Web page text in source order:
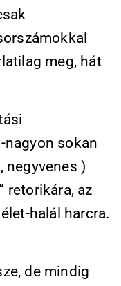
meg, hát
nagyon sokan
negyvenes )
retorikára, az
halál harcra.
de mindig